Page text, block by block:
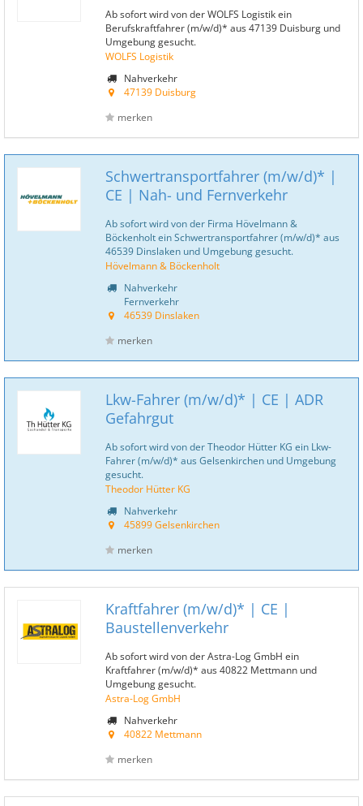
Ab sofort wird von der WOLFS Logistik ein
Berufskraftfahrer (m/w/d)* aus 47139 Duisburg und
Umgebung gesucht.
WOLFS Logistik
Nahverkehr
47139 Duisburg
merken
Schwertransportfahrer (m/w/d)* |
CE | Nah- und Fernverkehr
Ab sofort wird von der Firma Hövelmann &
Böckenholt ein Schwertransportfahrer (m/w/d)* aus
46539 Dinslaken und Umgebung gesucht.
Hövelmann & Böckenholt
Nahverkehr
Fernverkehr
46539 Dinslaken
merken
Lkw-Fahrer (m/w/d)* | CE | ADR
Gefahrgut
Ab sofort wird von der Theodor Hütter KG ein Lkw-
Fahrer (m/w/d)* aus Gelsenkirchen und Umgebung
gesucht.
Theodor Hütter KG
Nahverkehr
45899 Gelsenkirchen
merken
Kraftfahrer (m/w/d)* | CE |
Baustellenverkehr
Ab sofort wird von der Astra-Log GmbH ein
Kraftfahrer (m/w/d)* aus 40822 Mettmann und
Umgebung gesucht.
Astra-Log GmbH
Nahverkehr
40822 Mettmann
merken